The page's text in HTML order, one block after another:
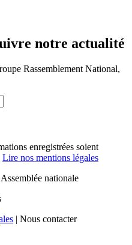
notre actualité
Rassemblement National,
enregistrées soient
Lire nos mentions légales
nationale
| Nous contacter